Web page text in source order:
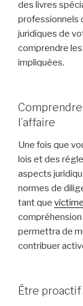
des livres
professionnels
juridiques de
comprendre
impliquées.
l’affaire
Une fois que
lois et des
aspects
normes de
tant que victime
permettra de
contribuer
Être proactif